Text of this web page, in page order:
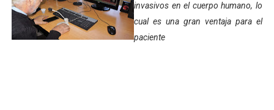
Niños de Estudiantes de Mérida sembraron 110
invasivos en el cuerpo humano, lo
cual es una gran ventaja para el
paciente